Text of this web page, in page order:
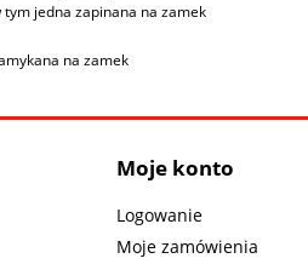
jedna zapinana na zamek
na zamek
Moje konto
Logowanie
Moje zamówienia